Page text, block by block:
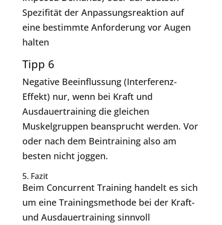
Spezifität der Anpassungsreaktion auf
eine bestimmte Anforderung vor Augen
halten
Tipp 6
Negative Beeinflussung (Interferenz-
Effekt) nur, wenn bei Kraft und
Ausdauertraining die gleichen
Muskelgruppen beansprucht werden. Vor
oder nach dem Beintraining also am
besten nicht joggen.
5. Fazit
Beim Concurrent Training handelt es sich
um eine Trainingsmethode bei der Kraft-
und Ausdauertraining sinnvoll